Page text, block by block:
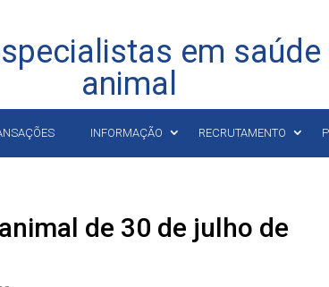
em saúde
animal
INFORMAÇÃO RECRUTAMENTO
de 30 de julho de